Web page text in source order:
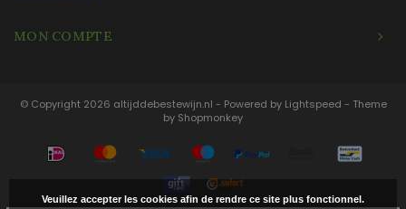
MON COMPTE
© Copyright 2026 altijddebestewijn.nl - Powered by Lightspeed - Theme
by Shopmonkey
Veuillez accepter les cookies afin de rendre ce site plus fonctionnel.